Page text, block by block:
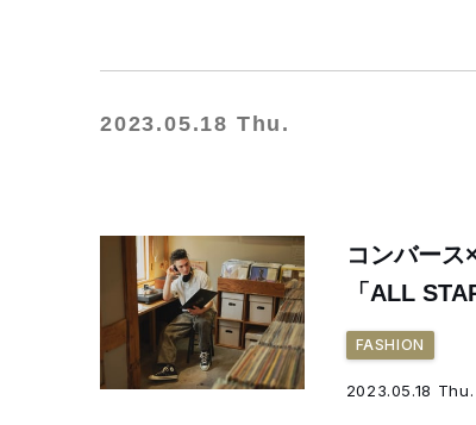
2023.05.18 Thu.
コンバース
「ALL
FASHION
2023.05.18